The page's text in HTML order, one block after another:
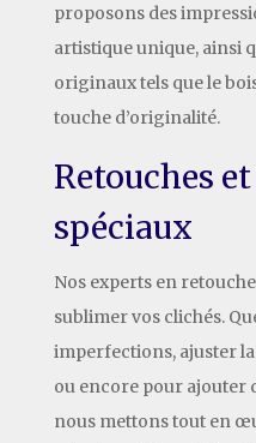
proposons des
artistique unique, ainsi
originaux tels que le
touche d’originalité.
Retouches
spéciaux
Nos experts en
sublimer vos clichés.
imperfections, ajuster
ou encore pour ajouter
nous mettons tout en